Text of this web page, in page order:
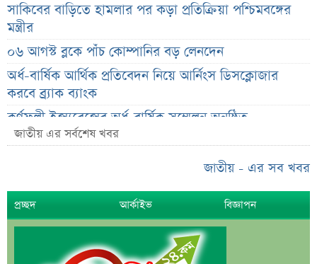
সাকিবের বাড়িতে হামলার পর কড়া প্রতিক্রিয়া পশ্চিমবঙ্গের
মন্ত্রীর
০৬ আগস্ট ব্লকে পাঁচ কোম্পানির বড় লেনদেন
অর্ধ-বার্ষিক আর্থিক প্রতিবেদন নিয়ে আর্নিংস ডিসক্লোজার
করবে ব্র্যাক ব্যাংক
কর্ণফুলী ইন্স্যুরেন্সের অর্ধ-বার্ষিক সম্মেলন অনুষ্ঠিত
৭৫ হাজার ২৮৩ শেয়ার মনোনীত উত্তরাধিকারীর নামে
০৬ আগস্ট লেনদেনের শীর্ষ ১০ শেয়ার
০৬ আগস্ট দর পতনের শীর্ষ ১০ শেয়ার
০৬ আগস্ট দর বৃদ্ধির শীর্ষ ১০ শেয়ার
জাতীয় এর সর্বশেষ খবর
জাতীয় - এর সব খবর
প্রচ্ছদ আর্কাইভ বিজ্ঞাপন